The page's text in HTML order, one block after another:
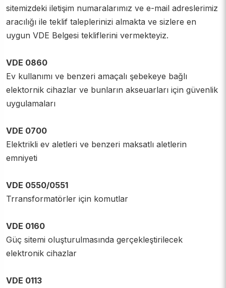
CE Belgesi
R-44 Oto Çocuk Koltuğu Araç Tip Onay Belgesi
R Belgesi
Dosya Neleri İçermelidir?
İşareti Anlamı Nedir?
CE Belgesi Nasıl Alınır?
Damgası Hangi Ürünlerde Bulunur?
Araç Şarj İstasyonu CE Belgesi
Kıyafetleri Malzemeleri CE Belgesi
Hava Aracı Sistemleri CE Belgesi
sitemizdeki iletişim numaralarımız ve e-mail adreslerimiz
aracılığı ile teklif taleplerinizi almakta ve sizlere en
uygun VDE Belgesi tekliflerini vermekteyiz.
VDE 0860
Ev kullanımı ve benzeri amaçalı şebekeye bağlı
elektornik cihazlar ve bunların akseuarları için güvenlik
uygulamaları
VDE 0700
Elektrikli ev aletleri ve benzeri maksatlı aletlerin
emniyeti
VDE 0550/0551
Trransformatörler için komutlar
VDE 0160
Güç sitemi oluşturulmasında gerçekleştirilecek
elektronik cihazlar
VDE 0113